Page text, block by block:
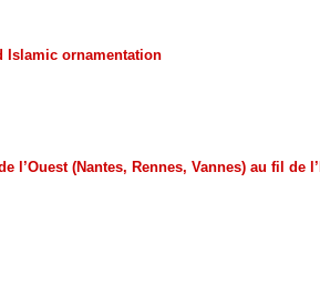
Islamic ornamentation
l’Ouest (Nantes, Rennes, Vannes) au fil de